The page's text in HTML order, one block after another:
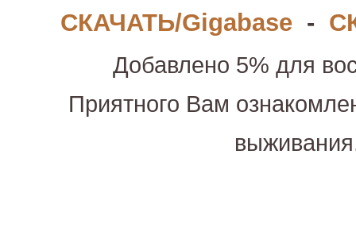
СКАЧАТЬ/Gigabase-
Добавлено 5% для
Приятного Вам